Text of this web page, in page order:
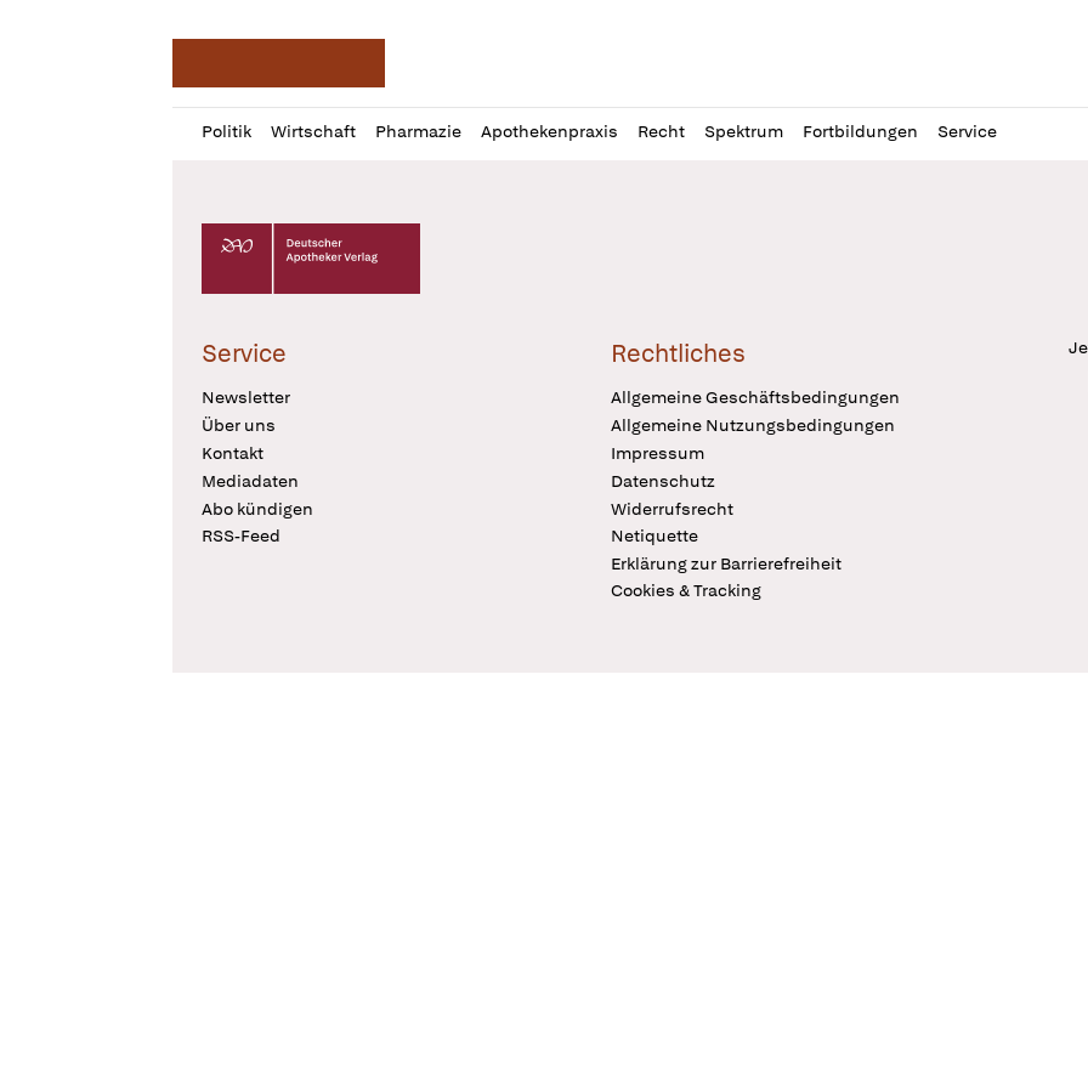
Politik Wirtschaft Pharmazie Apothekenpraxis Recht Spektrum Fortbildungen Service
Profil
öffnen
Daz
Pur
Deutscher Apotheker Verlag Logo
Service
Newsletter
Über uns
Kontakt
Mediadaten
Abo kündigen
RSS-Feed
Rechtliches
Allgemeine Geschäftsbedingungen
Allgemeine Nutzungsbedingungen
Impressum
Datenschutz
Widerrufsrecht
Netiquette
Erklärung zur Barrierefreiheit
Cookies & Tracking